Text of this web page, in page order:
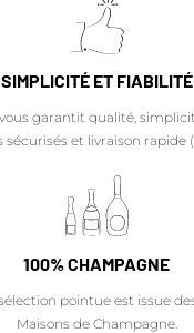
SIMPLICITÉ ET FIABILITÉ
garantit qualité,
et livraison rapide
100% CHAMPAGNE
pointue est issue
Maisons de Champagne.